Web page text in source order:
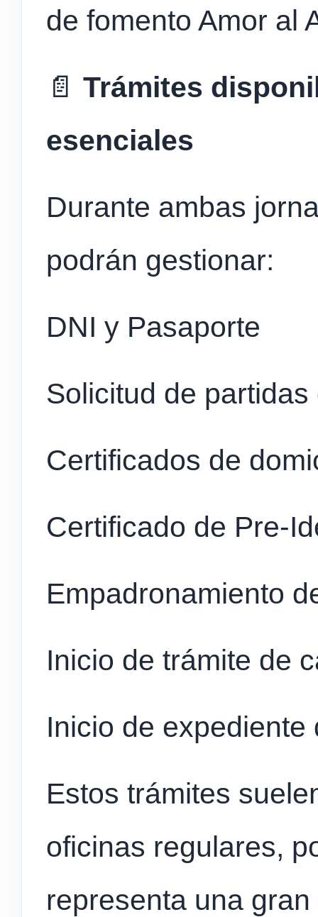
de fomento Amor al
📄 Trámites
esenciales
Durante ambas
podrán gestionar:
DNI y Pasaporte
Solicitud de
Certificados de
Certificado de Pre-
Empadronamiento
Inicio de trámite de
Inicio de
Estos trámites
oficinas regulares,
representa una